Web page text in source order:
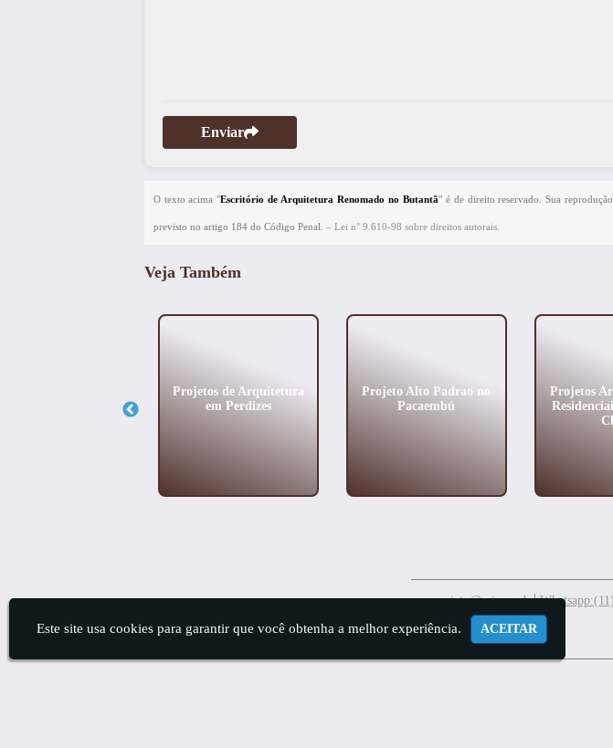
Enviar
O texto acima "Escritório de Arquitetura Renomado no Butantã" é de direito reservado. Sua
previsto no artigo 184 do Código Penal. – Lei n° 9.610-98 sobre direitos autorais.
Veja Também
Projetos de Arquitetura
em Perdizes
Projeto Alto Padrao no
Pacaembú
Projetos
meuprojeto@mis.arq.br
Este site usa cookies para garantir que você obtenha a melhor experiência. ACEITAR